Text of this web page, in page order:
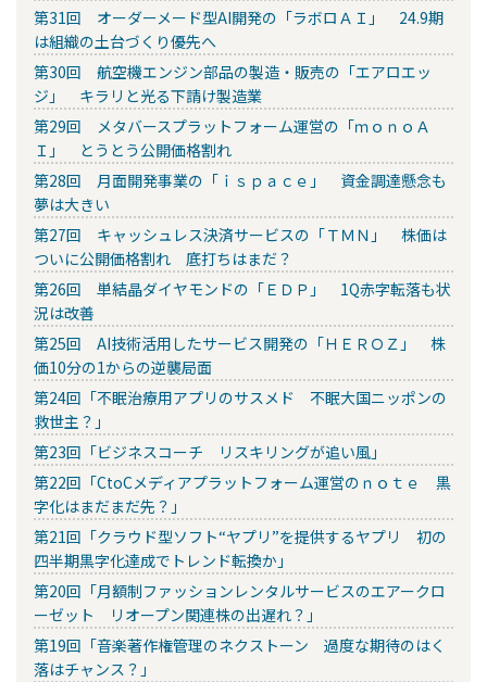
第31回 オーダーメード型AI開発の「ラボロＡＩ」 24.9期
は組織の土台づくり優先へ
第30回 航空機エンジン部品の製造・販売の「エアロエッ
ジ」 キラリと光る下請け製造業
第29回 メタバースプラットフォーム運営の「ｍｏｎｏＡ
Ｉ」 とうとう公開価格割れ
第28回 月面開発事業の「ｉｓｐａｃｅ」 資金調達懸念も
夢は大きい
第27回 キャッシュレス決済サービスの「ＴＭＮ」 株価は
ついに公開価格割れ 底打ちはまだ？
第26回 単結晶ダイヤモンドの「ＥＤＰ」 1Q赤字転落も状
況は改善
第25回 AI技術活用したサービス開発の「ＨＥＲＯＺ」 株
価10分の1からの逆襲局面
第24回「不眠治療用アプリのサスメド 不眠大国ニッポンの
救世主？」
第23回「ビジネスコーチ リスキリングが追い風」
第22回「CtoCメディアプラットフォーム運営のｎｏｔｅ 黒
字化はまだまだ先？」
第21回「クラウド型ソフト“ヤプリ”を提供するヤプリ 初の
四半期黒字化達成でトレンド転換か」
第20回「月額制ファッションレンタルサービスのエアークロ
ーゼット リオープン関連株の出遅れ？」
第19回「音楽著作権管理のネクストーン 過度な期待のはく
落はチャンス？」